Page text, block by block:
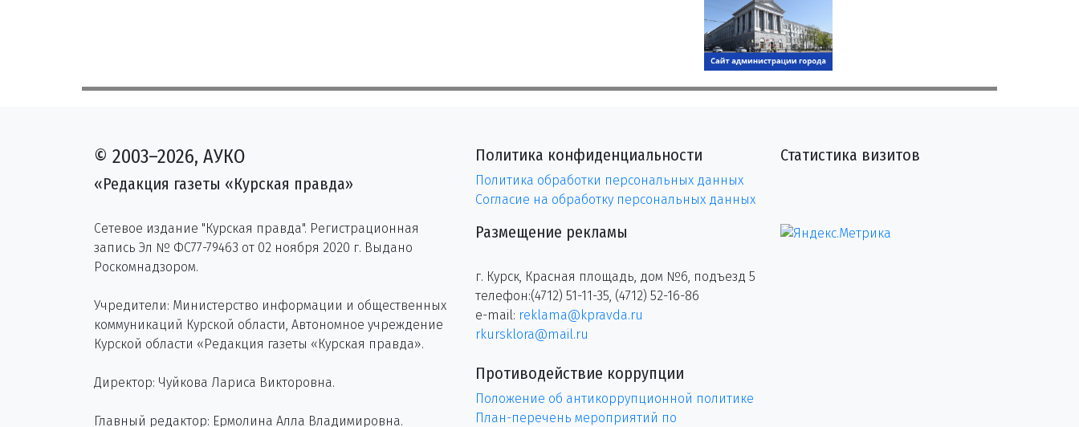
© 2003–2026, АУКО
«Редакция газеты «Курская правда»
Сетевое издание "Курская правда". Регистрационная
запись Эл № ФС77-79463 от 02 ноября 2020 г. Выдано
Роскомнадзором.
Учредители: Министерство информации и общественных
коммуникаций Курской области, Автономное учреждение
Курской области «Редакция газеты «Курская правда».
Директор: Чуйкова Лариса Викторовна.
Главный редактор: Ермолина Алла Владимировна.
Политика конфиденциальности
Политика обработки персональных данных
Согласие на обработку персональных данных
Размещение рекламы
г. Курск, Красная площадь, дом №6, подъезд 5
телефон:(4712) 51-11-35, (4712) 52-16-86
e-mail: reklama@kpravda.ru
rkursklora@mail.ru
Противодействие коррупции
Положение об антикоррупционной политике
План-перечень мероприятий по
Статистика визитов